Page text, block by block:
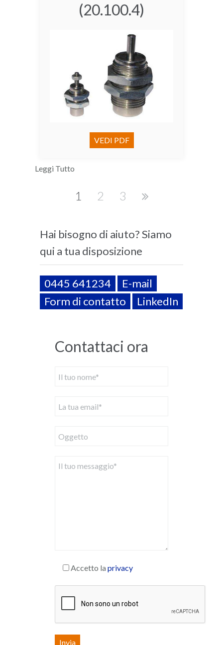
(20.100.4)
VEDI PDF
Leggi Tutto
1 2 3
Hai bisogno di aiuto? Siamo
qui a tua disposizione
0445 641234
E-mail
Form di contatto
LinkedIn
Contattaci ora
Accetto la privacy